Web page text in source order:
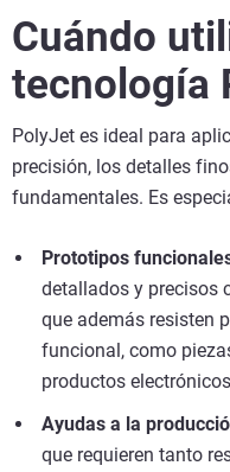
Cuándo
tecnología
PolyJet es ideal para
precisión, los detalles
fundamentales. Es
Prototipos
detallados y precisos
que además resisten
funcional, como
productos
Ayudas a la
que requieren tanto